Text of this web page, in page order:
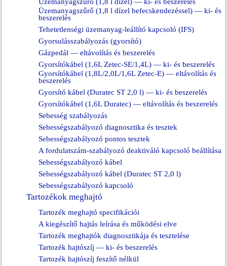
Üzemanyagszűrő (1,8 l dízel befecskendezéssel) — ki- és
beszerelés
Tehetetlenségi üzemanyag-leállító kapcsoló (IFS)
Gyorsulásszabályozás (gyorsító)
Gázpedál — eltávolítás és beszerelés
Gyorsítókábel (1,6L Zetec-SE/1,4L) — ki- és beszerelés
Gyorsítókábel (1,8L/2,0L/1,6L Zetec-E) — eltávolítás és
beszerelés
Gyorsító kábel (Duratec ST 2,0 l) — ki- és beszerelés
Gyorsítókábel (1,6L Duratec) — eltávolítás és beszerelés
Sebesség szabályozás
Sebességszabályozó diagnosztika és tesztek
Sebességszabályozó pontos tesztek
A fordulatszám-szabályozó deaktiváló kapcsoló beállítása
Sebességszabályozó kábel
Sebességszabályozó kábel (Duratec ST 2,0 l)
Sebességszabályozó kapcsoló
Tartozékok meghajtó
Tartozék meghajtó specifikációi
A kiegészítő hajtás leírása és működési elve
Tartozék meghajtók diagnosztikája és tesztelése
Tartozék hajtószíj — ki- és beszerelés
Tartozék hajtószíj feszítő nélkül